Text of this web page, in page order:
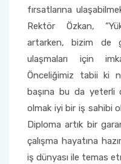
fırsatlarına
Rektör Özkan,
artarken, bizim de
ulaşmaları için
Önceliğimiz tabii ki
başına bu da yeterli
olmak iyi bir iş sahibi
Diploma artık bir
çalışma hayatına
iş dünyası ile temas